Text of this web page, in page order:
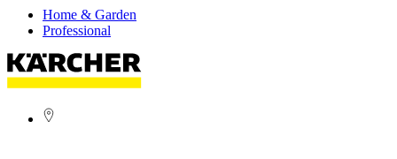
Home & Garden
Professional